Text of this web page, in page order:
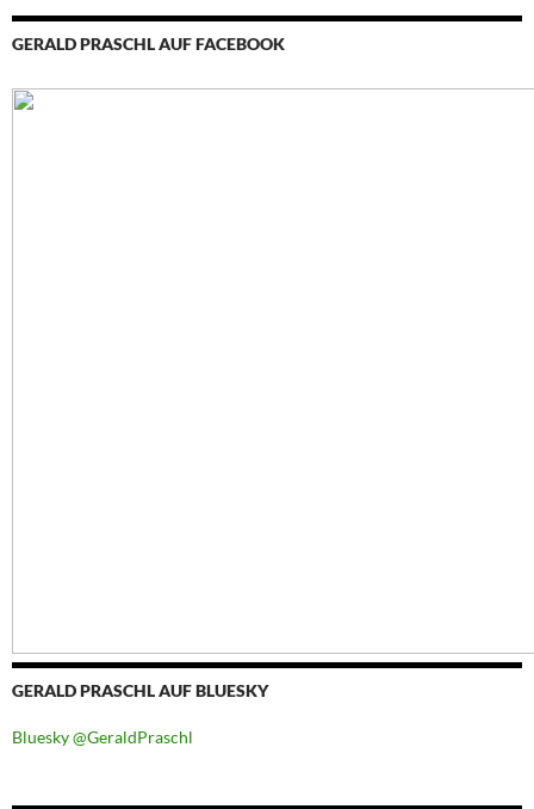
GERALD PRASCHL AUF FACEBOOK
GERALD PRASCHL AUF BLUESKY
Bluesky @GeraldPraschl